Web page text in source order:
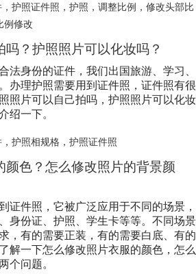
， 护照证件照 ， 护照 ， 调整比例 ， 修改头部比
例修改
？护照照片可以化妆吗？
法身份的证件，我们出国旅游、学习、
办理护照需要用到证件照，证件照有很
照片可以自己拍吗，护照照片可以化妆
绍一下。
， 护照相规格， 护照证件照
颜色？怎么修改照片的背景颜
证件照，它被广泛应用于不同的场景，
身份证、护照、学生卡等等。不同场景
，有的需要正装，有的需要白底、有的
解一下怎么修改照片衣服的颜色，怎么
个问题。